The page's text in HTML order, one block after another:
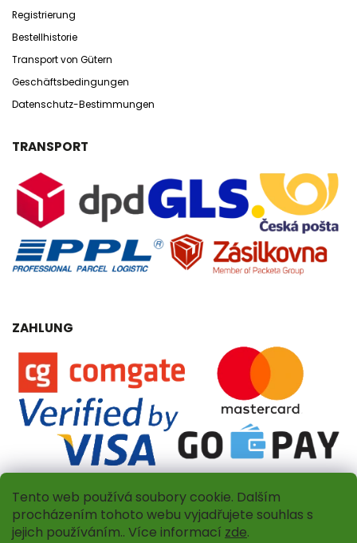
Tento web používá soubory cookie. Dalším
procházením tohoto webu vyjadřujete souhlas s
jejich používáním.. Více informací zde.
Registrierung
Bestellhistorie
Transport von Gütern
Geschäftsbedingungen
Datenschutz-Bestimmungen
TRANSPORT
ZAHLUNG